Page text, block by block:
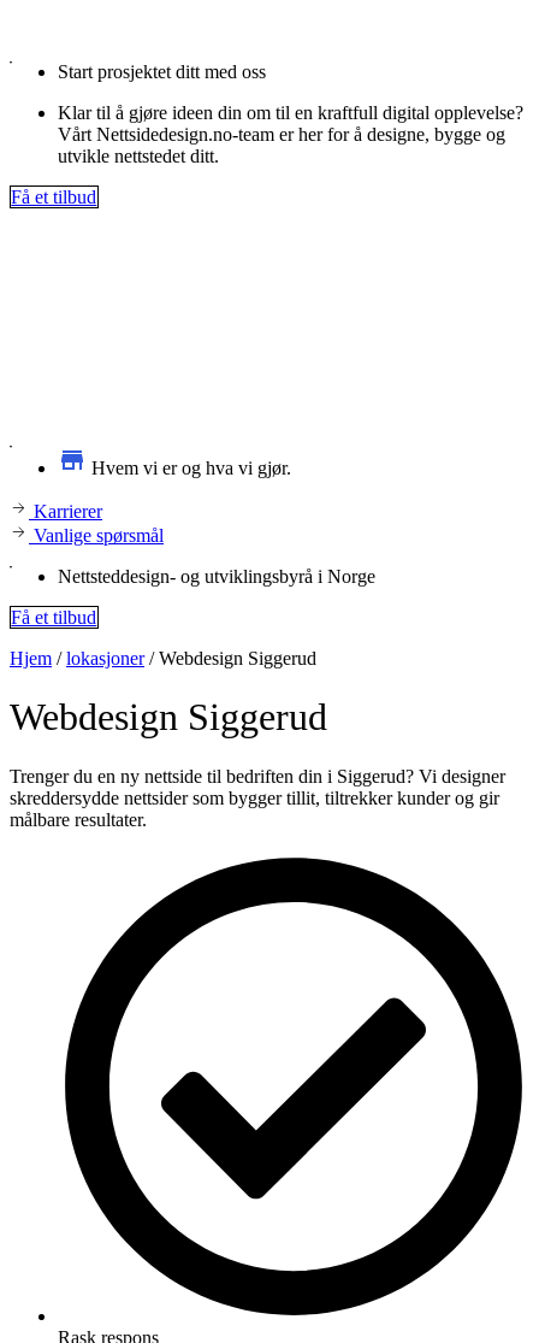
Start prosjektet ditt med oss
Klar til å gjøre ideen din om til en kraftfull digital opplevelse?
Vårt Nettsidedesign.no-team er her for å designe, bygge og
utvikle nettstedet ditt.
Få et tilbud
Hvem vi er og hva vi gjør.
Karrierer
Vanlige spørsmål
Nettsteddesign- og utviklingsbyrå i Norge
Få et tilbud
Hjem /lokasjoner/Webdesign Siggerud
Webdesign Siggerud
Trenger du en ny nettside til bedriften din i Siggerud? Vi designer
skreddersydde nettsider som bygger tillit, tiltrekker kunder og gir
målbare resultater.
Rask respons